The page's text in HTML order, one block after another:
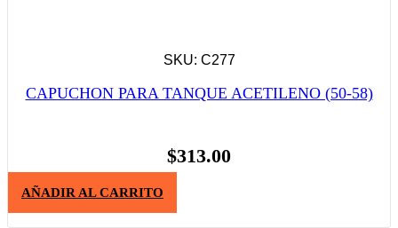
SKU: C277
CAPUCHON PARA TANQUE ACETILENO (50-58)
$313.00
AÑADIR AL CARRITO